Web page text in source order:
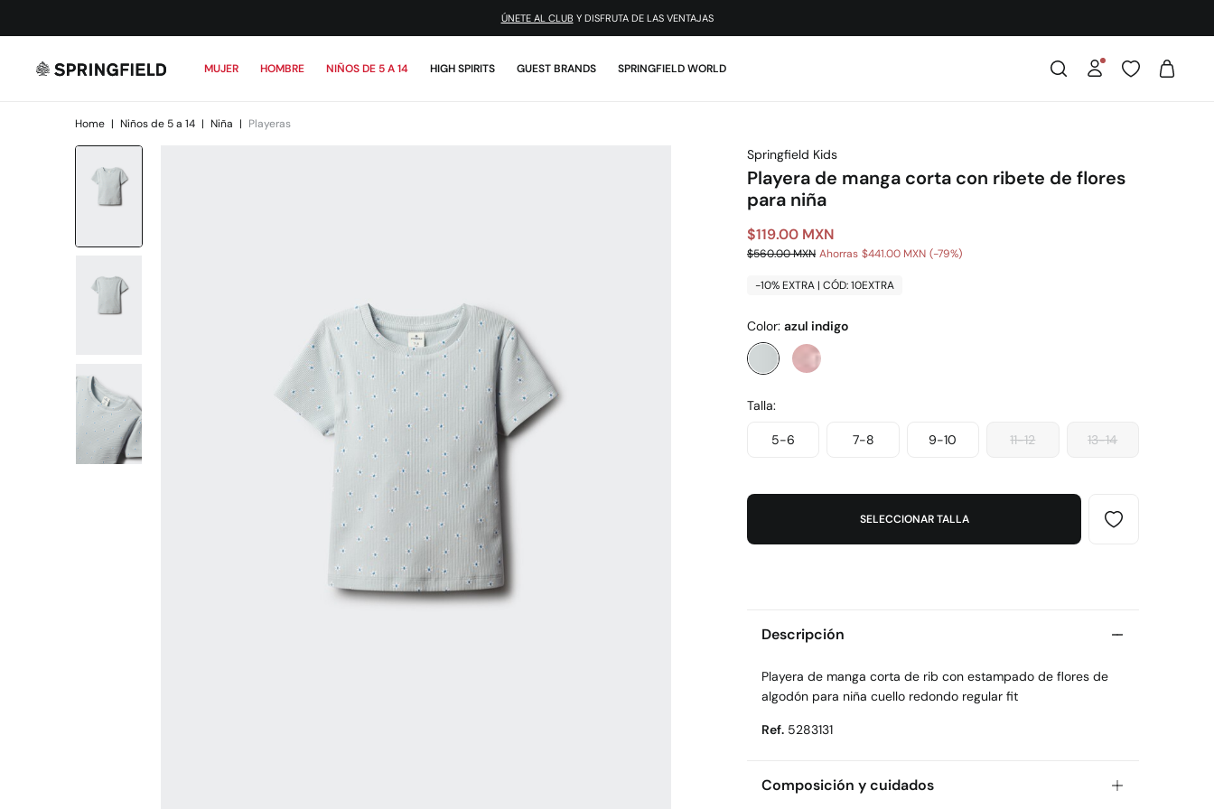
¡DESCARGA LA APP!
MUJER HOMBRE NIÑOS DE 5 A 14 HIGH SPIRITS GUEST BRANDS SPRINGFIELD WORLD
Home | Niños de 5 a 14 | Niña | Playeras
Springfield Kids
Playera de manga corta con ribete de flores
para niña
$119.00 MXN
$560.00 MXN Ahorras $441.00 MXN 79
-10% EXTRA | CÓD: 10EXTRA
Color: azul indigo
Talla:
5-6 7-8 9-10 11-12 13-14
SELECCIONAR TALLA
Descripción
Playera de manga corta de rib con estampado de flores de
algodón para niña cuello redondo regular fit
Ref. 5283131
Composición y cuidados